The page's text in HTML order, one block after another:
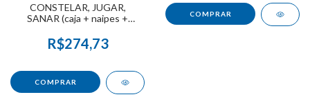
CONSTELAR, JUGAR,
SANAR (caja + naipes +
R$274,73